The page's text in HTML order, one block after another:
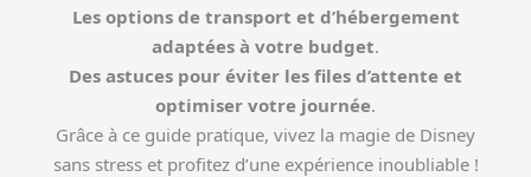
Les options de transport et d’hébergement
adaptées à votre budget.
Des astuces pour éviter les files d’attente et
optimiser votre journée.
Grâce à ce guide pratique, vivez la magie de Disney
sans stress et profitez d’une expérience inoubliable !